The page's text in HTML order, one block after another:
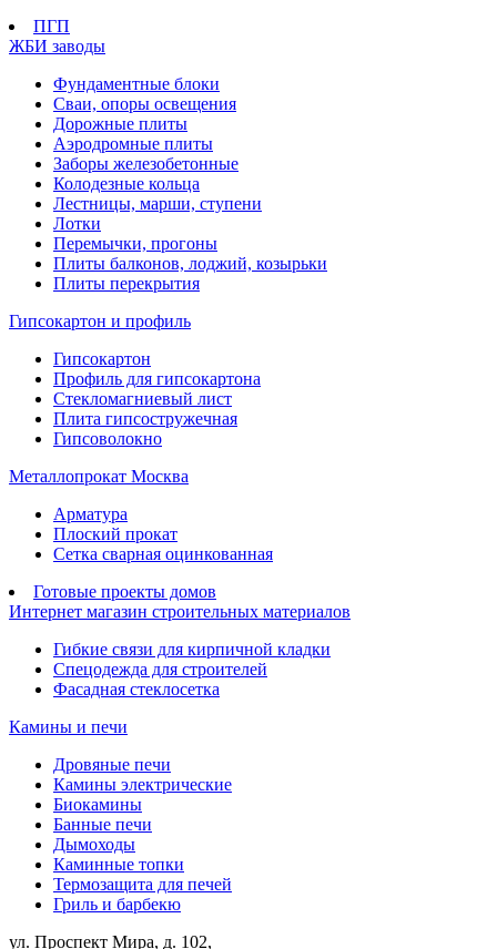
ПГП
ЖБИ заводы
Фундаментные блоки
Сваи, опоры освещения
Дорожные плиты
Аэродромные плиты
Заборы железобетонные
Колодезные кольца
Лестницы, марши, ступени
Лотки
Перемычки, прогоны
Плиты балконов, лоджий, козырьки
Плиты перекрытия
Гипсокартон и профиль
Гипсокартон
Профиль для гипсокартона
Стекломагниевый лист
Плита гипсостружечная
Гипсоволокно
Металлопрокат Москва
Арматура
Плоский прокат
Сетка сварная оцинкованная
Готовые проекты домов
Интернет магазин строительных материалов
Гибкие связи для кирпичной кладки
Спецодежда для строителей
Фасадная стеклосетка
Камины и печи
Дровяные печи
Камины электрические
Биокамины
Банные печи
Дымоходы
Каминные топки
Термозащита для печей
Гриль и барбекю
ул. Проспект Мира, д. 102,